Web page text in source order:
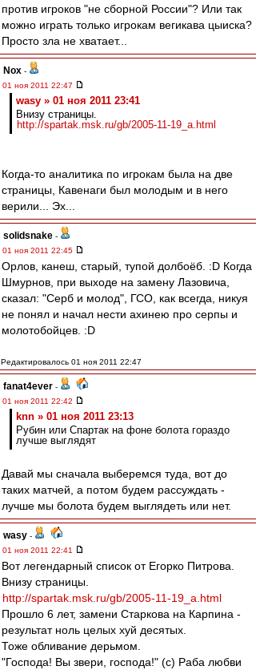
против игроков "не сборной России"? Или так
можно играть только игрокам вегикава цыиска?
Просто зла не хватает...
Nox -
01 ноя 2011 22:47
wasy » 01 ноя 2011 23:41
Внизу страницы.
http://spartak.msk.ru/gb/2005-11-19_a.html
Когда-то аналитика по игрокам была на две
страницы, Кавенаги был молодым и в него
верили... Эх...
solidsnake -
01 ноя 2011 22:45
Орлов, канеш, старый, тупой долбоёб. :D Когда
Шмурнов, при выходе на замену Лазовича,
сказал: "Серб и молод", ГСО, как всегда, никуя
не понял и начал нести ахинею про серпы и
молотобойцев. :D
Редактировалось 01 ноя 2011 22:47
fanat4ever -
01 ноя 2011 22:42
knn » 01 ноя 2011 23:13
Рубин или Спартак на фоне болота гораздо
лучше выглядят
Давай мы сначала выберемся туда, вот до
таких матчей, а потом будем рассуждать -
лучше мы болота будем выглядеть или нет.
wasy -
01 ноя 2011 22:41
Вот легендарный список от Егорко Питрова.
Внизу страницы.
http://spartak.msk.ru/gb/2005-11-19_a.html
Прошло 6 лет, замени Старкова на Карпина -
результат ноль целых хуй десятых.
Тоже обливание дерьмом.
"Господа! Вы звери, господа!" (с) Раба любви